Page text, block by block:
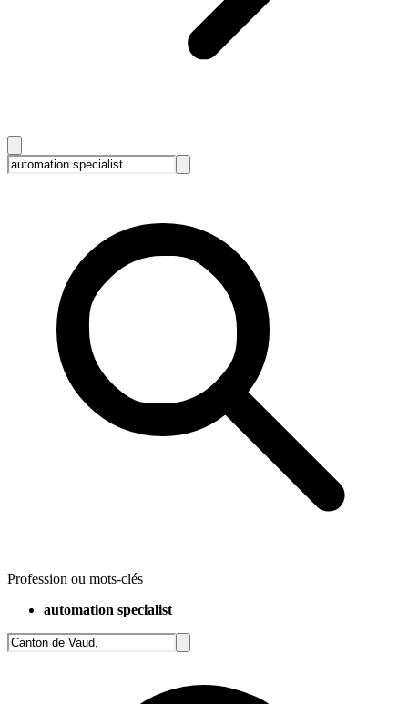
Profession ou mots-clés
automation specialist